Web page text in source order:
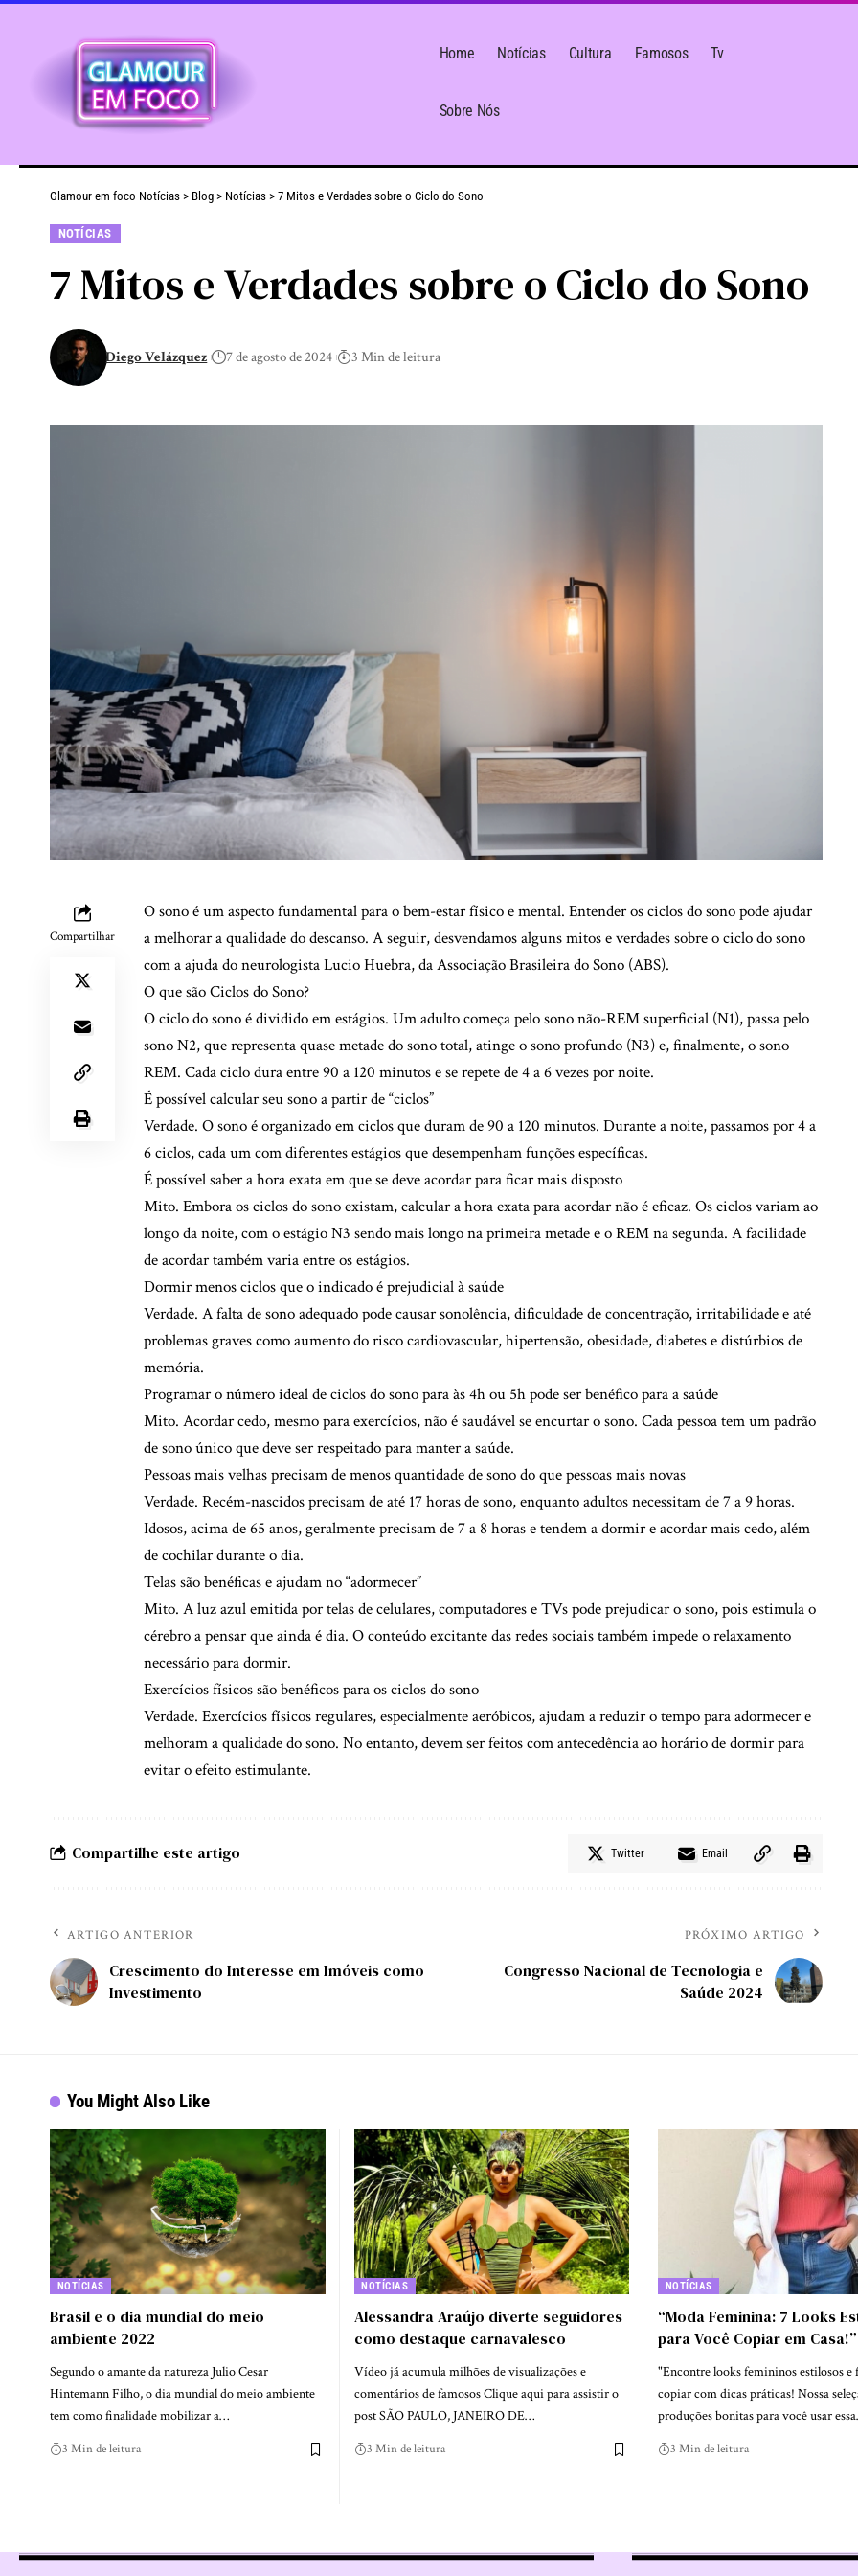
Home Notícias Cultura Famosos Tv
Sobre Nós
Glamour em foco Notícias > Blog > Notícias > 7 Mitos e Verdades sobre o Ciclo do Sono
NOTÍCIAS
7 Mitos e Verdades sobre o Ciclo do Sono
Diego Velázquez 7 de agosto de 2024 3 Min de leitura
Compartilhar
O sono é um aspecto fundamental para o bem-estar físico e mental. Entender os ciclos do sono pode ajudar
a melhorar a qualidade do descanso. A seguir, desvendamos alguns mitos e verdades sobre o ciclo do sono
com a ajuda do neurologista Lucio Huebra, da Associação Brasileira do Sono (ABS).
O que são Ciclos do Sono?
O ciclo do sono é dividido em estágios. Um adulto começa pelo sono não-REM superficial (N1), passa pelo
sono N2, que representa quase metade do sono total, atinge o sono profundo (N3) e, finalmente, o sono
REM. Cada ciclo dura entre 90 a 120 minutos e se repete de 4 a 6 vezes por noite.
É possível calcular seu sono a partir de “ciclos”
Verdade. O sono é organizado em ciclos que duram de 90 a 120 minutos. Durante a noite, passamos por 4 a
6 ciclos, cada um com diferentes estágios que desempenham funções específicas.
É possível saber a hora exata em que se deve acordar para ficar mais disposto
Mito. Embora os ciclos do sono existam, calcular a hora exata para acordar não é eficaz. Os ciclos variam ao
longo da noite, com o estágio N3 sendo mais longo na primeira metade e o REM na segunda. A facilidade
de acordar também varia entre os estágios.
Dormir menos ciclos que o indicado é prejudicial à saúde
Verdade. A falta de sono adequado pode causar sonolência, dificuldade de concentração, irritabilidade e até
problemas graves como aumento do risco cardiovascular, hipertensão, obesidade, diabetes e distúrbios de
memória.
Programar o número ideal de ciclos do sono para às 4h ou 5h pode ser benéfico para a saúde
Mito. Acordar cedo, mesmo para exercícios, não é saudável se encurtar o sono. Cada pessoa tem um padrão
de sono único que deve ser respeitado para manter a saúde.
Pessoas mais velhas precisam de menos quantidade de sono do que pessoas mais novas
Verdade. Recém-nascidos precisam de até 17 horas de sono, enquanto adultos necessitam de 7 a 9 horas.
Idosos, acima de 65 anos, geralmente precisam de 7 a 8 horas e tendem a dormir e acordar mais cedo, além
de cochilar durante o dia.
Telas são benéficas e ajudam no “adormecer”
Mito. A luz azul emitida por telas de celulares, computadores e TVs pode prejudicar o sono, pois estimula o
cérebro a pensar que ainda é dia. O conteúdo excitante das redes sociais também impede o relaxamento
necessário para dormir.
Exercícios físicos são benéficos para os ciclos do sono
Verdade. Exercícios físicos regulares, especialmente aeróbicos, ajudam a reduzir o tempo para adormecer e
melhoram a qualidade do sono. No entanto, devem ser feitos com antecedência ao horário de dormir para
evitar o efeito estimulante.
Compartilhe este artigo Twitter Email
ARTIGO ANTERIOR
Crescimento do Interesse em Imóveis como
Investimento
PRÓXIMO ARTIGO
Congresso Nacional de Tecnologia e
Saúde 2024
You Might Also Like
NOTÍCIAS
Brasil e o dia mundial do meio
ambiente 2022
Segundo o amante da natureza Julio Cesar
Hintemann Filho, o dia mundial do meio ambiente
tem como finalidade mobilizar a…
3 Min de leitura
NOTÍCIAS
Alessandra Araújo diverte seguidores
como destaque carnavalesco
Vídeo já acumula milhões de visualizações e
comentários de famosos Clique aqui para assistir o
post SÃO PAULO, JANEIRO DE…
3 Min de leitura
NOTÍCIAS
“Moda Feminina: 7 Looks
para Você Copiar em Casa!”
"Encontre looks femininos estilosos e
copiar com dicas práticas! Nossa
produções bonitas para você usar
3 Min de leitura